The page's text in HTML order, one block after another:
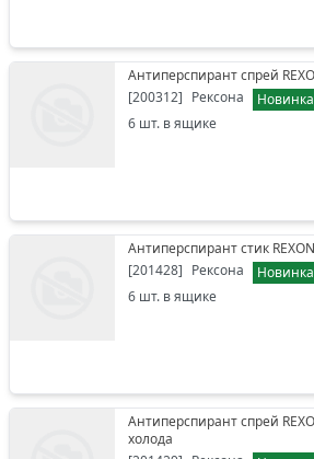
Антиперспирант спрей
[200312] Рексона
Новинка
6 шт. в ящике
Антиперспирант стик
[201428] Рексона
Новинка
6 шт. в ящике
Антиперспирант спрей
холода